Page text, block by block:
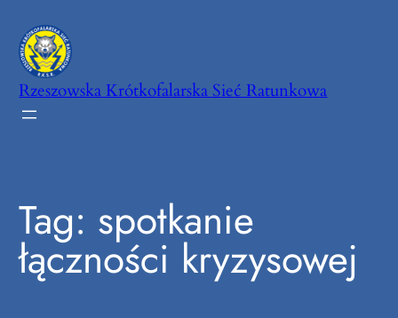
do
treści
Rzeszowska Krótkofalarska Sieć Ratunkowa
Tag: spotkanie
łączności kryzysowej